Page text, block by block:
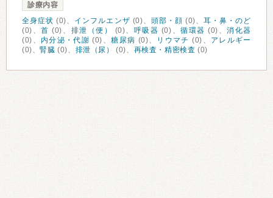
診療内容
全身症状 (0)、 インフルエンザ (0)、 頭部・顔 (0)、耳・鼻・のど
(0)、首 (0)、 排泄（便） (0)、 呼吸器 (0)、循環器 (0)、消化器
(0)、 内分泌・代謝 (0)、糖尿病 (0)、 リウマチ (0)、 アレルギー
(0)、腎臓 (0)、 排泄（尿） (0)、 再検査・精密検査 (0)